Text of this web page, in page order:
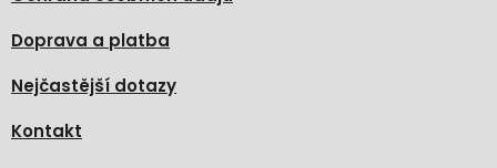
Doprava a platba
Nejčastější dotazy
Kontakt